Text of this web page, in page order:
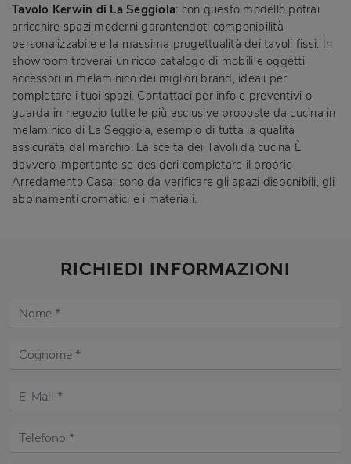
Tavolo Kerwin di La Seggiola: con questo modello potrai
arricchire spazi moderni garantendoti componibilità
personalizzabile e la massima progettualità dei tavoli fissi. In
showroom troverai un ricco catalogo di mobili e oggetti
accessori in melaminico dei migliori brand, ideali per
completare i tuoi spazi. Contattaci per info e preventivi o
guarda in negozio tutte le più esclusive proposte da cucina in
melaminico di La Seggiola, esempio di tutta la qualità
assicurata dal marchio. La scelta dei Tavoli da cucina È
davvero importante se desideri completare il proprio
Arredamento Casa: sono da verificare gli spazi disponibili, gli
abbinamenti cromatici e i materiali.
RICHIEDI INFORMAZIONI